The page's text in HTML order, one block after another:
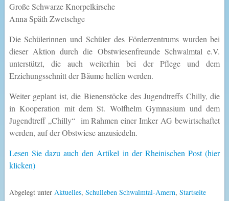
Große Schwarze Knorpelkirsche
Anna Späth Zwetschge
Die Schülerinnen und Schüler des Förderzentrums wurden bei
dieser Aktion durch die Obstwiesenfreunde Schwalmtal e.V.
unterstützt, die auch weiterhin bei der Pflege und dem
Erziehungsschnitt der Bäume helfen werden.
Weiter geplant ist, die Bienenstöcke des Jugendtreffs Chilly, die
in Kooperation mit dem St. Wolfhelm Gymnasium und dem
Jugendtreff „Chilly“ im Rahmen einer Imker AG bewirtschaftet
werden, auf der Obstwiese anzusiedeln.
Lesen Sie dazu auch den Artikel in der Rheinischen Post (hier
klicken)
Abgelegt unter Aktuelles, Schulleben Schwalmtal-Amern, Startseite